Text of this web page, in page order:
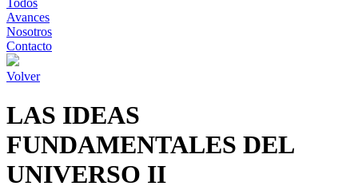
Todos
Avances
Nosotros
Contacto
Volver
LAS IDEAS
FUNDAMENTALES DEL
UNIVERSO II